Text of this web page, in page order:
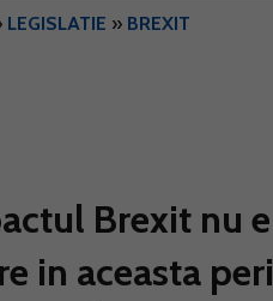
LEGISLATIE » BREXIT
Brexit nu
in aceasta